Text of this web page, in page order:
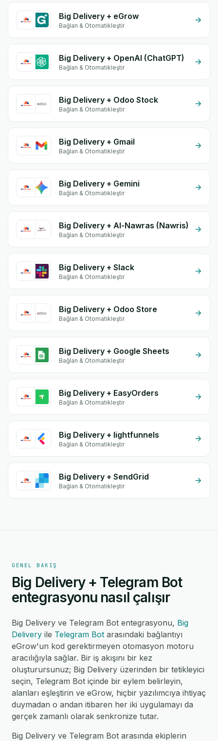
Big Delivery + eGrow
Bağlan & Otomatikleştir
Big Delivery + OpenAI (ChatGPT)
Bağlan & Otomatikleştir
Big Delivery + Odoo Stock
Bağlan & Otomatikleştir
Big Delivery + Gmail
Bağlan & Otomatikleştir
Big Delivery + Gemini
Bağlan & Otomatikleştir
Big Delivery + Al-Nawras (Nawris)
Bağlan & Otomatikleştir
Big Delivery + Slack
Bağlan & Otomatikleştir
Big Delivery + Odoo Store
Bağlan & Otomatikleştir
Big Delivery + Google Sheets
Bağlan & Otomatikleştir
Big Delivery + EasyOrders
Bağlan & Otomatikleştir
Big Delivery + lightfunnels
Bağlan & Otomatikleştir
Big Delivery + SendGrid
Bağlan & Otomatikleştir
GENEL BAKIŞ
Big Delivery + Telegram Bot
entegrasyonu nasıl çalışır
Big Delivery ve Telegram Bot entegrasyonu, Big
Delivery ile Telegram Bot arasındaki bağlantıyı
eGrow'un kod gerektirmeyen otomasyon motoru
aracılığıyla sağlar. Bir iş akışını bir kez
oluşturursunuz; Big Delivery üzerinden bir tetikleyici
seçin, Telegram Bot içinde bir eylem belirleyin,
alanları eşleştirin ve eGrow, hiçbir yazılımcıya ihtiyaç
duymadan o andan itibaren her iki uygulamayı da
gerçek zamanlı olarak senkronize tutar.
Big Delivery ve Telegram Bot arasında ekiplerin